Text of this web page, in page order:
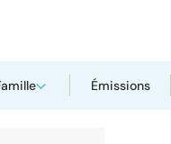
Émissions